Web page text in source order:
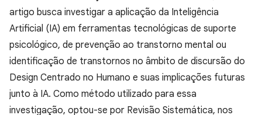
artigo busca investigar a aplicação da Inteligência
Artificial (IA) em ferramentas tecnológicas de suporte
psicológico, de prevenção ao transtorno mental ou
identificação de transtornos no âmbito de discursão do
Design Centrado no Humano e suas implicações futuras
junto à IA. Como método utilizado para essa
investigação, optou-se por Revisão Sistemática, nos